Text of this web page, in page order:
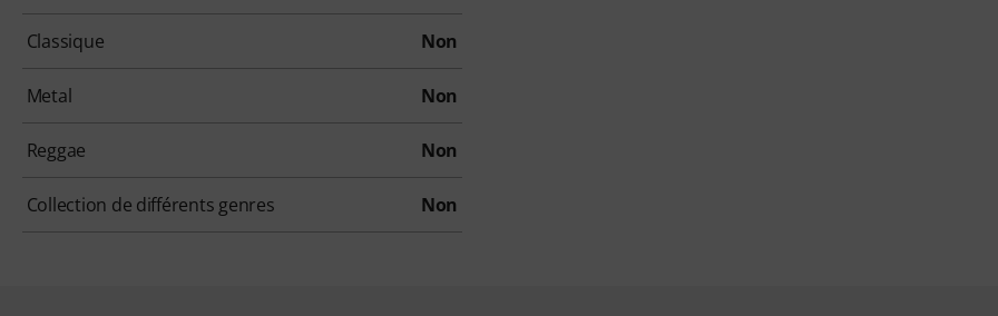
Classique Non
Metal Non
Reggae Non
Collection de différents genres Non